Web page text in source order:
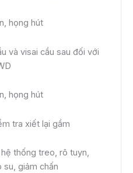
họng hút
và visai cầu sau đối với
họng hút
tra xiết lại gầm
thống treo, rô tuyn,
su, giảm chấn